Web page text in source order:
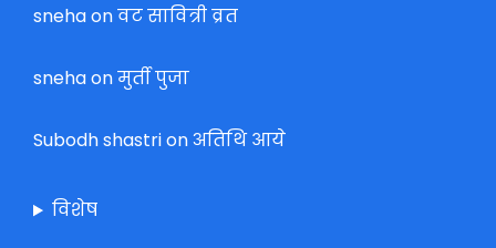
snehaonवट सावित्री व्रत
snehaonमुर्ती पुजा
Subodh shastrionअतिथि आये
विशेष